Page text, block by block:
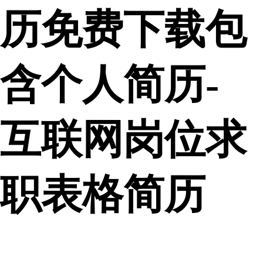
历免费下载包
含个人简历-
互联网岗位求
职表格简历